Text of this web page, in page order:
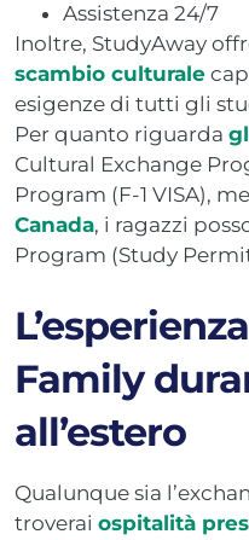
Assistenza 24/7
Inoltre, StudyAway
scambio culturale
esigenze di tutti gli
Per quanto riguarda
Cultural Exchange
Program (F-1 VISA),
Canada, i ragazzi
Program (Study
Family
all’estero
Qualunque sia
troverai ospitalità